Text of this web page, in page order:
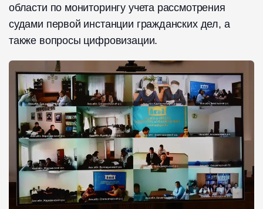
области по мониторингу учета рассмотрения
судами первой инстанции гражданских дел, а
также вопросы цифровизации.